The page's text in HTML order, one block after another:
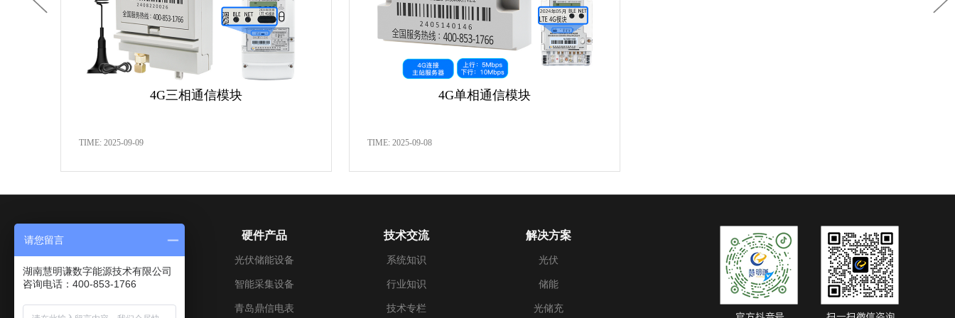
4G三相通信模块
TIME: 2025-09-09
4G单相通信模块
TIME: 2025-09-08
公司介绍
成长历程
企业文化
硬件产品
光伏储能设备
智能采集设备
青岛鼎信电表
技术交流
系统知识
行业知识
技术专栏
解决方案
光伏
储能
光储充
请您留言
湖南慧明谦数字能源技术有限公司
咨询电话：400-853-1766